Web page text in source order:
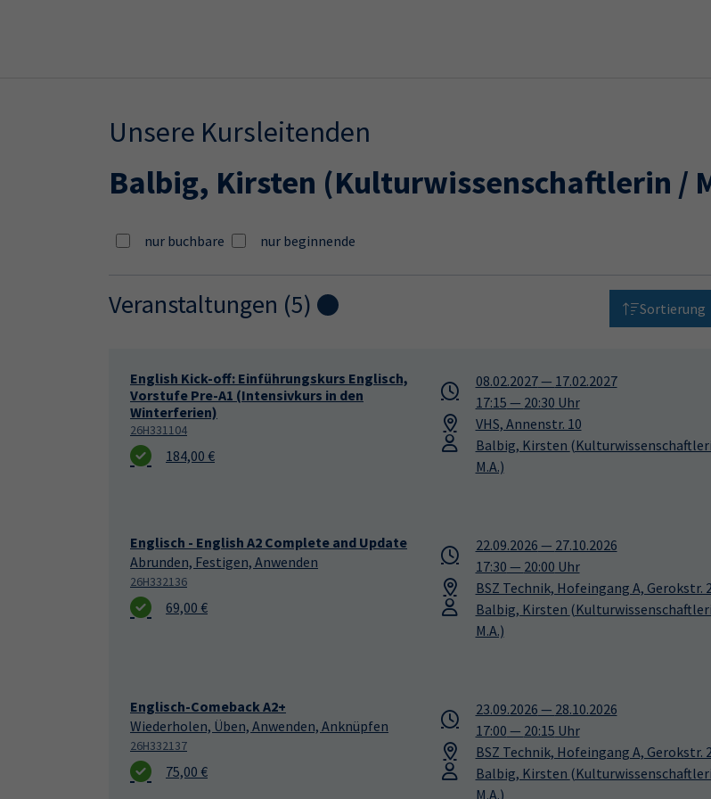
Unsere Kursleitenden
Balbig, Kirsten (Kulturwissenschaftlerin /
nur buchbare nur beginnende
Veranstaltungen (5) Loading... Sortierung
English Kick-off: Einführungskurs Englisch,
Vorstufe Pre-A1 (Intensivkurs in den
Winterferien)
26H331104
184,00 €
08.02.2027— 17.02.2027
17:15 — 20:30 Uhr
VHS, Annenstr. 10
Balbig, Kirsten
M.A.)
Englisch - English A2 Complete and Update
Abrunden, Festigen, Anwenden
26H332136
69,00 €
22.09.2026 — 27.10.2026
17:30 — 20:00 Uhr
BSZ Technik, Hofeingang A, Gerokstr.
Balbig, Kirsten
M.A.)
Englisch-Comeback A2+
Wiederholen, Üben, Anwenden, Anknüpfen
26H332137
75,00 €
23.09.2026 — 28.10.2026
17:00 — 20:15 Uhr
BSZ Technik, Hofeingang A, Gerokstr.
Balbig, Kirsten
M.A.)